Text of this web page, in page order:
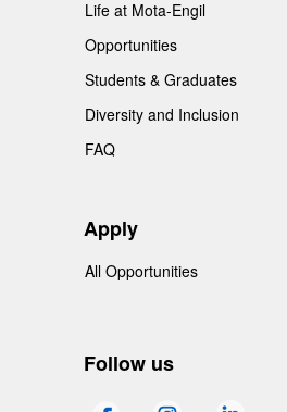
Life at Mota-Engil
Opportunities
Students & Graduates
Diversity and Inclusion
FAQ
Apply
All Opportunities
Follow us